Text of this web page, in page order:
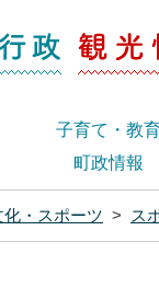
ジ くらし・行政
くらし・行
子育て・教
町政情報
・スポーツ > ス